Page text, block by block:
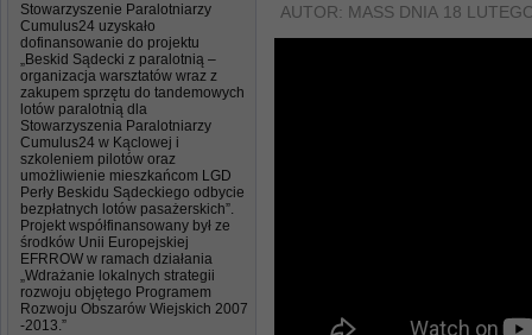
Stowarzyszenie Paralotniarzy
Cumulus24 uzyskało
dofinansowanie do projektu
„Beskid Sądecki z paralotnią –
organizacja warsztatów wraz z
zakupem sprzętu do tandemowych
lotów paralotnią dla
Stowarzyszenia Paralotniarzy
Cumulus24 w Kąclowej i
szkoleniem pilotów oraz
umożliwienie mieszkańcom LGD
Perły Beskidu Sądeckiego odbycie
bezpłatnych lotów pasażerskich”.
Projekt współfinansowany był ze
środków Unii Europejskiej
EFRROW w ramach działania
„Wdrażanie lokalnych strategii
rozwoju objętego Programem
Rozwoju Obszarów Wiejskich 2007
-2013.”
AUTOR: MASS DNIA 18